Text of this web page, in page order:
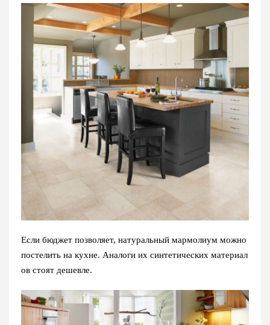
Если бюджет позволяет, натуральный мармолиум можно
постелить на кухне. Аналоги их синтетических материал
ов стоят дешевле.